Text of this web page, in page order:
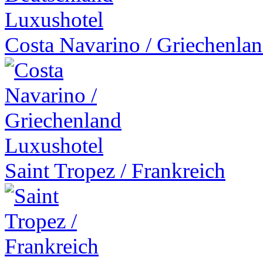
Luxushotel
Costa Navarino /
Luxushotel
Saint Tropez / Frankreich